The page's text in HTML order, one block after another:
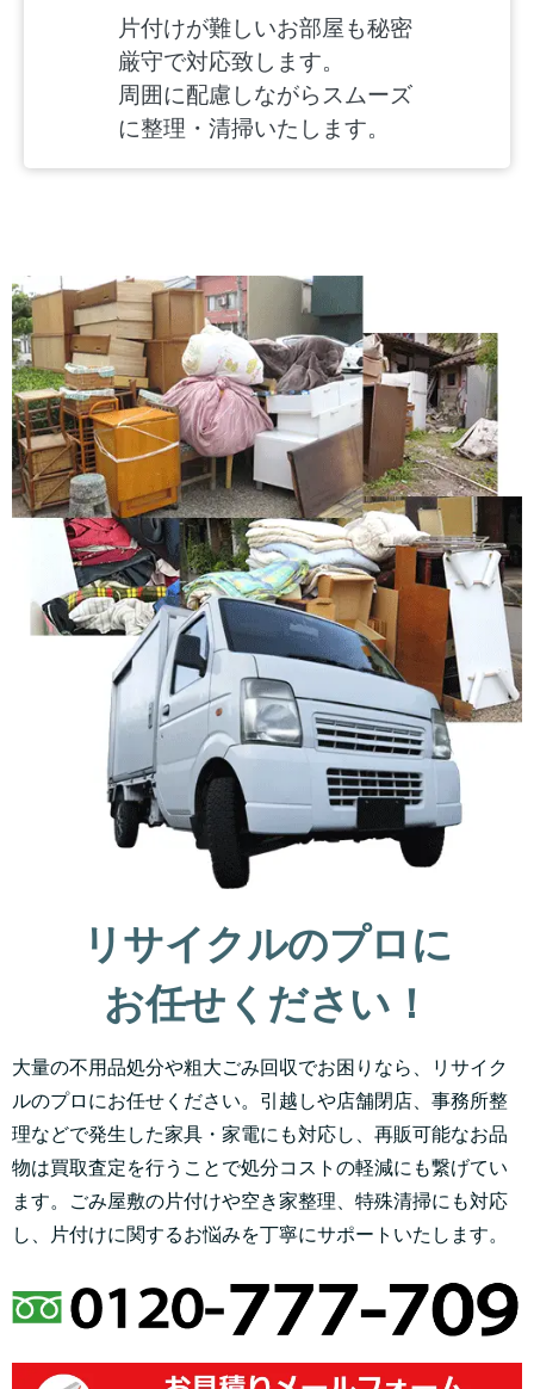
片付けが難しいお部屋も秘密
厳守で対応致します。
周囲に配慮しながらスムーズ
に整理・清掃いたします。
リサイクルのプロに
お任せください！
大量の不用品処分や粗大ごみ回収でお困りなら、リサイク
ルのプロにお任せください。引越しや店舗閉店、事務所整
理などで発生した家具・家電にも対応し、再販可能なお品
物は買取査定を行うことで処分コストの軽減にも繋げてい
ます。ごみ屋敷の片付けや空き家整理、特殊清掃にも対応
し、片付けに関するお悩みを丁寧にサポートいたします。